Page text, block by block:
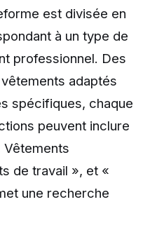
est divisée en
à un type de
professionnel. Des
adaptés
spécifiques, chaque
peuvent inclure
de travail », et «
une recherche